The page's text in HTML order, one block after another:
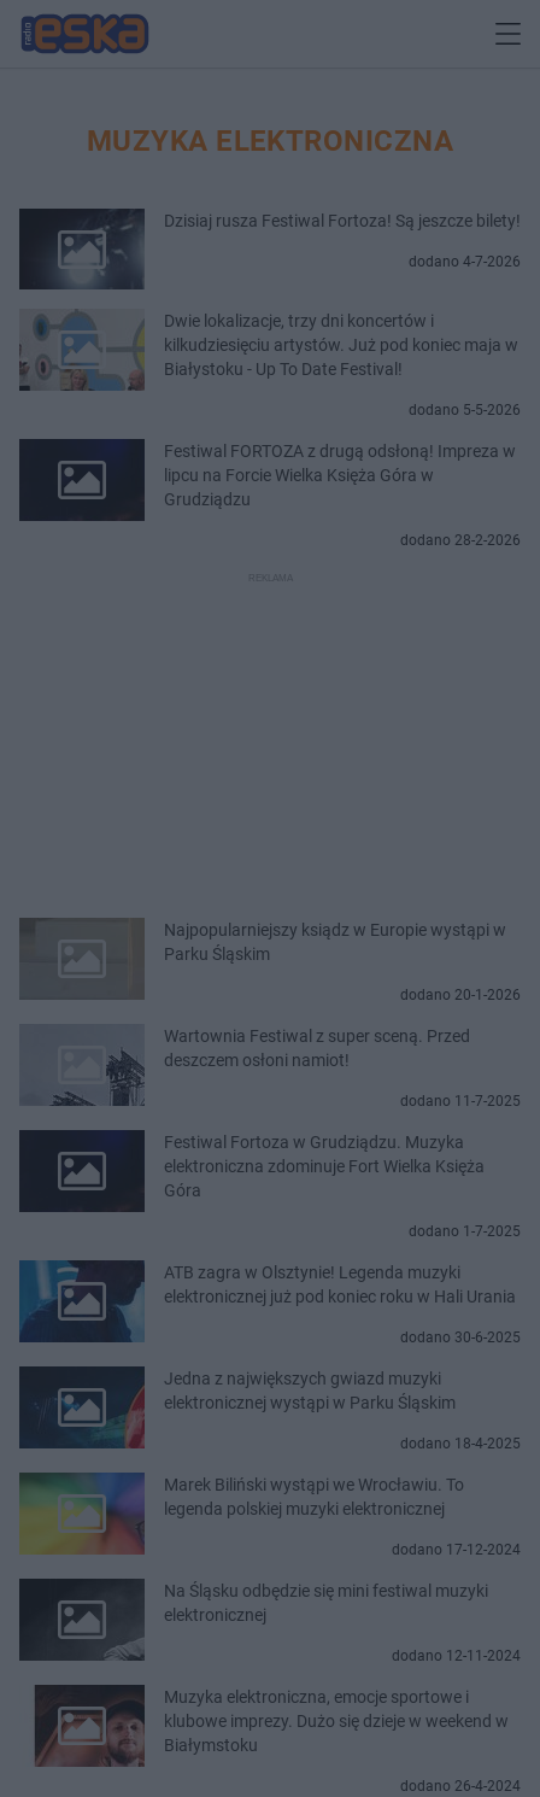
MUZYKA ELEKTRONICZNA
Dzisiaj rusza Festiwal Fortoza! Są jeszcze bilety!
dodano 4-7-2026
Dwie lokalizacje, trzy dni koncertów i
kilkudziesięciu artystów. Już pod koniec maja w
Białystoku - Up To Date Festival!
dodano 5-5-2026
Festiwal FORTOZA z drugą odsłoną! Impreza w
lipcu na Forcie Wielka Księża Góra w
Grudziądzu
dodano 28-2-2026
Najpopularniejszy ksiądz w Europie wystąpi w
Parku Śląskim
dodano 20-1-2026
Wartownia Festiwal z super sceną. Przed
deszczem osłoni namiot!
dodano 11-7-2025
Festiwal Fortoza w Grudziądzu. Muzyka
elektroniczna zdominuje Fort Wielka Księża
Góra
dodano 1-7-2025
ATB zagra w Olsztynie! Legenda muzyki
elektronicznej już pod koniec roku w Hali Urania
dodano 30-6-2025
Jedna z największych gwiazd muzyki
elektronicznej wystąpi w Parku Śląskim
dodano 18-4-2025
Marek Biliński wystąpi we Wrocławiu. To
legenda polskiej muzyki elektronicznej
dodano 17-12-2024
Na Śląsku odbędzie się mini festiwal muzyki
elektronicznej
dodano 12-11-2024
Muzyka elektroniczna, emocje sportowe i
klubowe imprezy. Dużo się dzieje w weekend w
Białymstoku
dodano 26-4-2024